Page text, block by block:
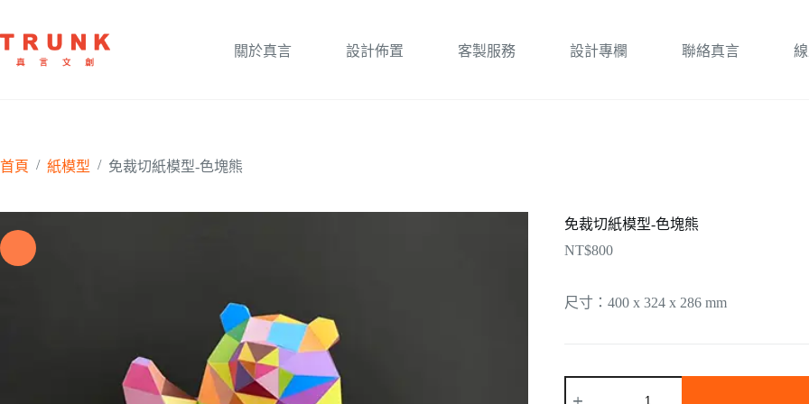
關於真言 設計佈置 客製服務 設計專欄 聯絡真言
首頁 / 紙模型 / 免裁切紙模型-色塊熊
免裁切紙模型-色塊熊
NT$800
尺寸：400 x 324 x 286 mm